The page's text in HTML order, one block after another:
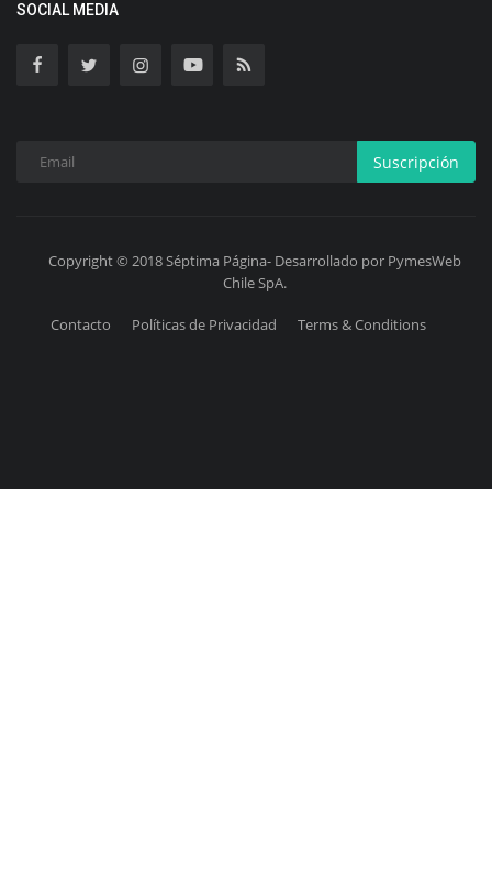
SOCIAL MEDIA
Suscripción
Copyright © 2018 Séptima Página- Desarrollado por PymesWeb
Chile SpA.
Contacto Políticas de Privacidad Terms & Conditions